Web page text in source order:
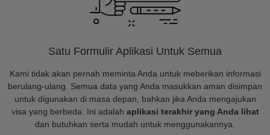
Satu Formulir Aplikasi Untuk Semua
Kami tidak akan pernah meminta Anda untuk meberikan informasi
berulang-ulang. Semua data yang Anda masukkan aman disimpan
untuk digunakan di masa depan, bahkan jika Anda mengajukan
visa yang berbeda. Ini adalah aplikasi terakhir yang Anda lihat
dan butuhkan serta mudah untuk menggunakannya.